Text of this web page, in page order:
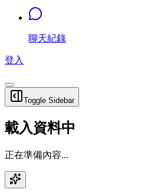
聊天紀錄
登入
Toggle Sidebar
載入資料中
正在準備內容...